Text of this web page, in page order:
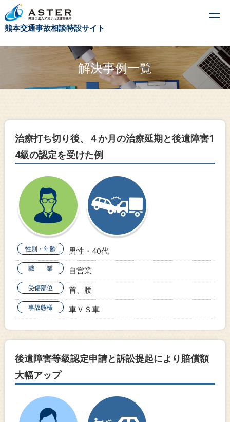
t
g
g
l
e
熊本交通事故相談特設サイト
解決事例一覧
治療打ち切り後、４か月の治療延期と後遺障害1
4級の認定を受けた例
性別・年齢 男性・40代
職 業 自営業
受傷部位 首、腰
事故態様 車ＶＳ車
後遺障害等級認定申請と訴訟提起により賠償額
大幅アップ